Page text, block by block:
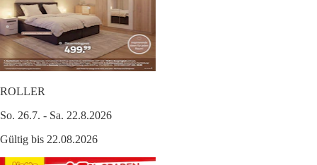
ROLLER
So. 26.7. - Sa. 22.8.2026
Gültig bis 22.08.2026